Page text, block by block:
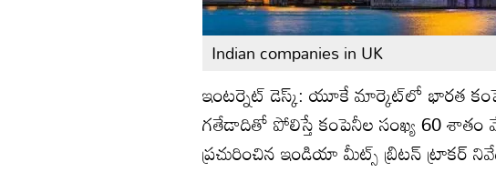
Indian companies in UK
ఇంటర్నెట్ డెస్క్: యూకే మార్కెట్‌లో భారత
గతేడాదితో పోలిస్తే కంపెనీల సంఖ్య 60 శాతం
ప్రచురించిన ఇండియా మీట్స్ బ్రిటన్ ట్రాకర్